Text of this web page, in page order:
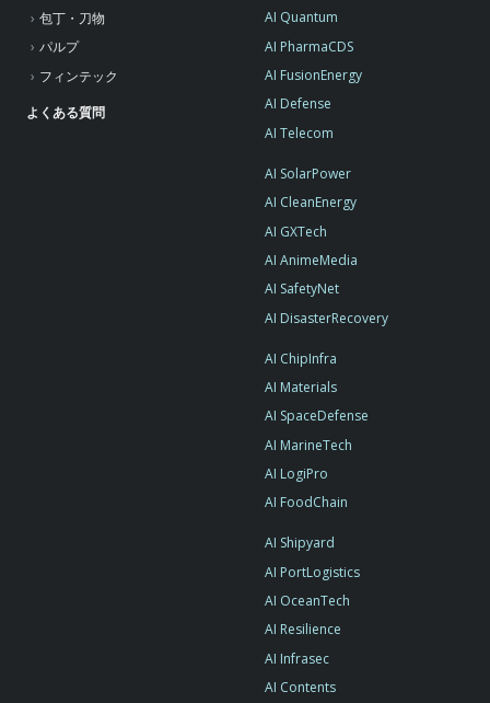
包丁・刀物
パルプ
フィンテック
よくある質問
AI Quantum
AI PharmaCDS
AI FusionEnergy
AI Defense
AI Telecom
AI SolarPower
AI CleanEnergy
AI GXTech
AI AnimeMedia
AI SafetyNet
AI DisasterRecovery
AI ChipInfra
AI Materials
AI SpaceDefense
AI MarineTech
AI LogiPro
AI FoodChain
AI Shipyard
AI PortLogistics
AI OceanTech
AI Resilience
AI Infrasec
AI Contents